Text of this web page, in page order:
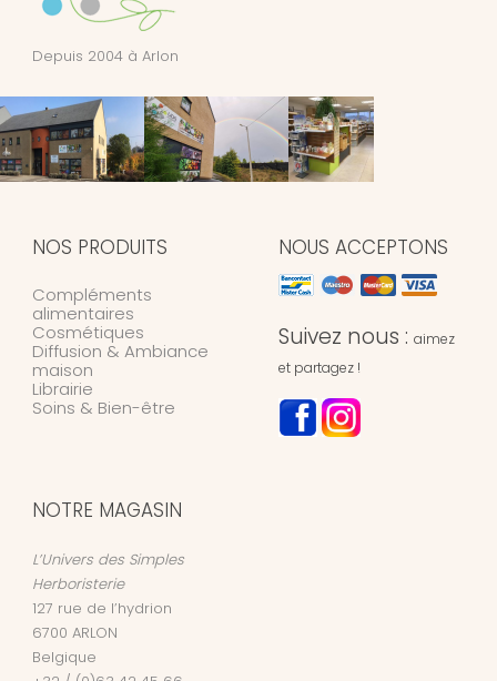
Depuis 2004 à Arlon
NOS PRODUITS
Compléments
alimentaires
Cosmétiques
Diffusion & Ambiance
maison
Librairie
Soins & Bien-être
NOUS ACCEPTONS
Suivez nous : aimez
et partagez !
NOTRE MAGASIN
L’Univers des Simples
Herboristerie
127 rue de l’hydrion
6700 ARLON
Belgique